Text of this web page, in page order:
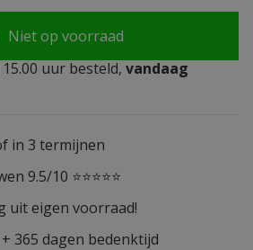
Niet op voorraad
uur besteld, vandaag
in 3 termijnen
9.5/10 ⭐⭐⭐⭐⭐
uit eigen voorraad!
365 dagen bedenktijd